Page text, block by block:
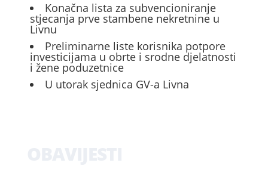
Konačna lista za subvencioniranje
stjecanja prve stambene nekretnine u
Livnu
Preliminarne liste korisnika potpore
investicijama u obrte i srodne djelatnosti
i žene poduzetnice
U utorak sjednica GV-a Livna